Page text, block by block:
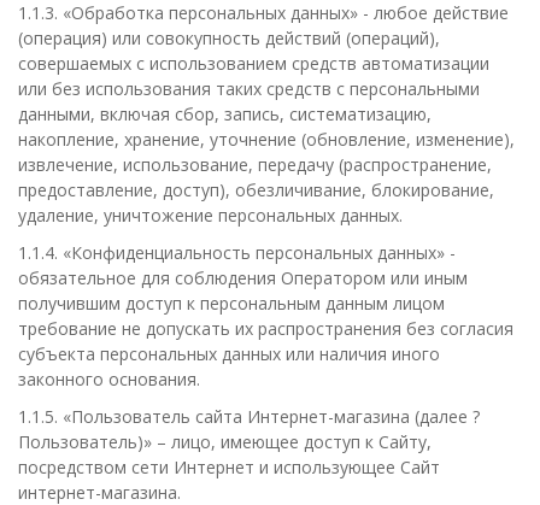
1.1.3. «Обработка персональных данных» - любое действие
(операция) или совокупность действий (операций),
совершаемых с использованием средств автоматизации
или без использования таких средств с персональными
данными, включая сбор, запись, систематизацию,
накопление, хранение, уточнение (обновление, изменение),
извлечение, использование, передачу (распространение,
предоставление, доступ), обезличивание, блокирование,
удаление, уничтожение персональных данных.
1.1.4. «Конфиденциальность персональных данных» -
обязательное для соблюдения Оператором или иным
получившим доступ к персональным данным лицом
требование не допускать их распространения без согласия
субъекта персональных данных или наличия иного
законного основания.
1.1.5. «Пользователь сайта Интернет-магазина (далее ?
Пользователь)» – лицо, имеющее доступ к Сайту,
посредством сети Интернет и использующее Сайт
интернет-магазина.